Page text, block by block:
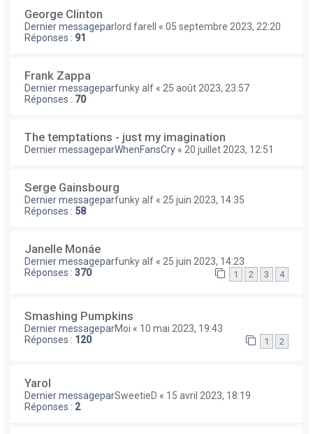
George Clinton
Dernier messageparlord farell « 05 septembre 2023, 22:20
Réponses : 91
Frank Zappa
Dernier messageparfunky alf « 25 août 2023, 23:57
Réponses : 70
The temptations - just my imagination
Dernier messageparWhenFansCry « 20 juillet 2023, 12:51
Serge Gainsbourg
Dernier messageparfunky alf « 25 juin 2023, 14:35
Réponses : 58
Janelle Monáe
Dernier messageparfunky alf « 25 juin 2023, 14:23
Réponses : 370 1 2 3 4
Smashing Pumpkins
Dernier messageparMoi « 10 mai 2023, 19:43
Réponses : 120 1 2
Yarol
Dernier messageparSweetieD « 15 avril 2023, 18:19
Réponses : 2